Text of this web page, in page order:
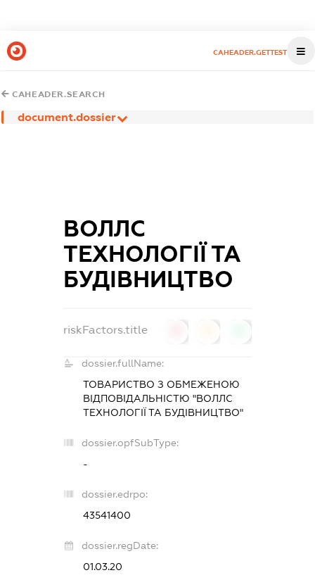
CAHEADER.GETTEST
CAHEADER.SEARCH
document.dossier
ВОЛЛС
ТЕХНОЛОГІЇ ТА
БУДІВНИЦТВО
riskFactors.title
dossier.fullName:
ТОВАРИСТВО З ОБМЕЖЕНОЮ
ВІДПОВІДАЛЬНІСТЮ "ВОЛЛС
ТЕХНОЛОГІЇ ТА БУДІВНИЦТВО"
dossier.opfSubType:
-
dossier.edrpo:
43541400
dossier.regDate:
01.03.20